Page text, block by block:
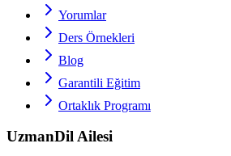
Yorumlar
Ders Örnekleri
Blog
Garantili Eğitim
Ortaklık Programı
UzmanDil Ailesi